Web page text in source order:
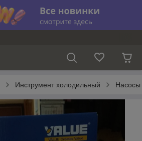
Инструмент холодильный Насосы